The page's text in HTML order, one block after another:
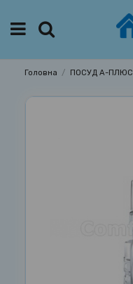
Головна ПОСУД А-ПЛЮС